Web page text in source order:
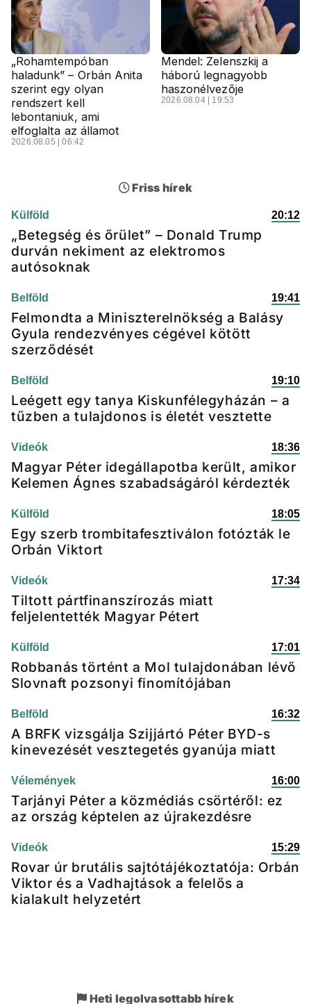
„Rohamtempóban
haladunk” – Orbán Anita
szerint egy olyan
rendszert kell
lebontaniuk, ami
elfoglalta az államot
2026.08.05 | 06:42
Mendel: Zelenszkij a
háború legnagyobb
haszonélvezője
2026.08.04 | 19:53
Friss hírek
Külföld 20:12
„Betegség és őrület” – Donald Trump
durván nekiment az elektromos
autósoknak
Belföld 19:41
Felmondta a Miniszterelnökség a Balásy
Gyula rendezvényes cégével kötött
szerződését
Belföld 19:10
Leégett egy tanya Kiskunfélegyházán – a
tűzben a tulajdonos is életét vesztette
Videók 18:36
Magyar Péter idegállapotba került, amikor
Kelemen Ágnes szabadságáról kérdezték
Külföld 18:05
Egy szerb trombitafesztiválon fotózták le
Orbán Viktort
Videók 17:34
Tiltott pártfinanszírozás miatt
feljelentették Magyar Pétert
Külföld 17:01
Robbanás történt a Mol tulajdonában lévő
Slovnaft pozsonyi finomítójában
Belföld 16:32
A BRFK vizsgálja Szijjártó Péter BYD-s
kinevezését vesztegetés gyanúja miatt
Vélemények 16:00
Tarjányi Péter a közmédiás csörtéről: ez
az ország képtelen az újrakezdésre
Videók 15:29
Rovar úr brutális sajtótájékoztatója: Orbán
Viktor és a Vadhajtások a felelős a
kialakult helyzetért
Heti legolvasottabb hírek